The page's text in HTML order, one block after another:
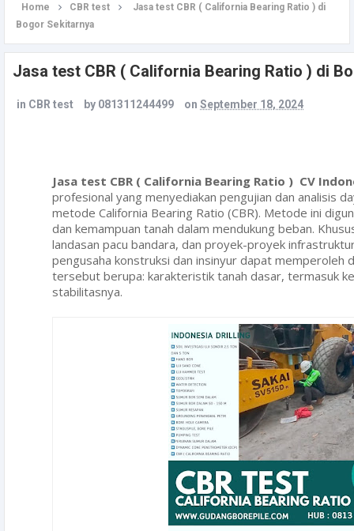
Home CBR test
Jasa test CBR ( California Bearing Ratio ) di
Bogor Sekitarnya
Jasa test CBR ( California Bearing Ratio ) di
in CBR test by 081311244499 on September 18, 2024
Jasa test CBR ( California Bearing Ratio ) CV
profesional yang menyediakan pengujian dan analisis
metode California Bearing Ratio (CBR). Metode ini
dan kemampuan tanah dalam mendukung beban.
landasan pacu bandara, dan proyek-proyek
pengusaha konstruksi dan insinyur dapat memperoleh
tersebut berupa: karakteristik tanah dasar, termasuk
stabilitasnya.